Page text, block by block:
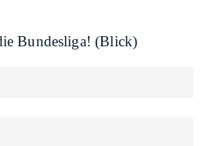
Bundesliga! (Blick)